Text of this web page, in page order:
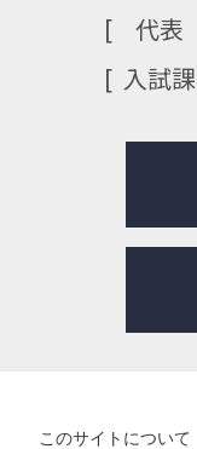
代表
⼊試課
このサイトについて